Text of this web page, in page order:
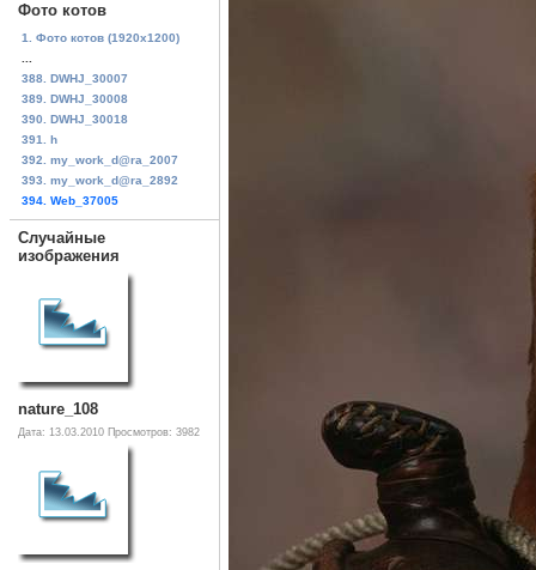
Фото котов
1. Фото котов (1920х1200)
388. DWHJ_30007
389. DWHJ_30008
390. DWHJ_30018
391. h
392. my_work_d@ra_2007
393. my_work_d@ra_2892
394. Web_37005
Случайные
изображения
nature_108
Дата: 13.03.2010 Просмотров: 3982